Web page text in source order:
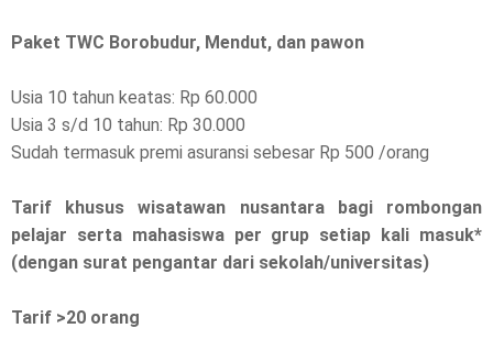
Paket TWC Borobudur, Mendut, dan pawon
Usia 10 tahun keatas: Rp 60.000
Usia 3 s/d 10 tahun: Rp 30.000
Sudah termasuk premi asuransi sebesar Rp 500 /orang
Tarif khusus wisatawan nusantara bagi rombongan
pelajar serta mahasiswa per grup setiap kali masuk*
(dengan surat pengantar dari sekolah/universitas)
Tarif >20 orang